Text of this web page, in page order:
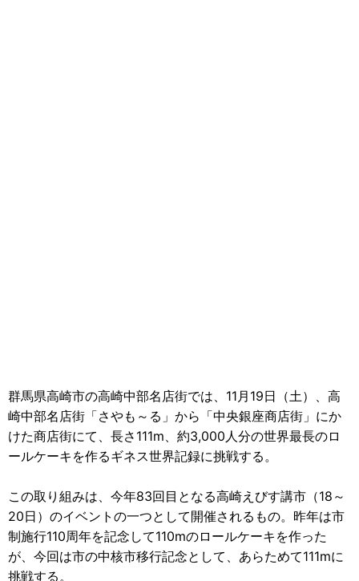
群馬県高崎市の高崎中部名店街では、11月19日（土）、高
崎中部名店街「さやも～る」から「中央銀座商店街」にか
けた商店街にて、長さ111m、約3,000人分の世界最長のロ
ールケーキを作るギネス世界記録に挑戦する。
この取り組みは、今年83回目となる高崎えびす講市（18～
20日）のイベントの一つとして開催されるもの。昨年は市
制施行110周年を記念して110mのロールケーキを作った
が、今回は市の中核市移行記念として、あらためて111mに
挑戦する。